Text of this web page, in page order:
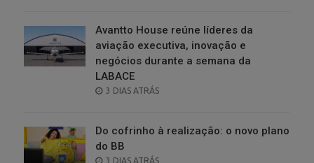
Avantto House reúne líderes da
aviação executiva, inovação e
negócios durante a semana da
LABACE
POSTED
3 DIAS ATRÁS
Do cofrinho à realização: o novo plano
do BB
POSTED
3 DIAS ATRÁS